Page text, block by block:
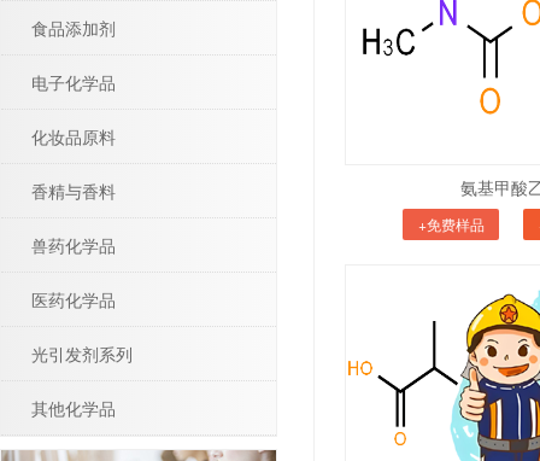
氨基甲酸
+免费样品
食品添加剂
电子化学品
化妆品原料
香精与香料
兽药化学品
医药化学品
光引发剂系列
其他化学品